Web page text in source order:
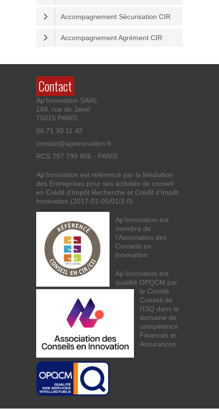
Accompagnement Sécurisation CIR
Accompagnement Agrément CIR
Contact
Ap’Innovation SARL
168, rue de Javel
75015 PARIS
06 71 30 11 42
contact@apinnovation.fr
RCS 797 799 806 - PARIS
Ap’Innovation est référencé par la Médiation
des Entreprises pour ses activités de conseil
en Crédit d’Impôt Recherche et Crédit d’Impôt
Innovation (2017-01-05/01/2.0)
Ap’Innovation est
membre de
l’Association des
Conseils en
Innovation
Ap’Innovation est
qualifié OPQCM par
le Comité
Conseil de
l'ISQ dans le
domaine de
compétence
Finances et
Assurances